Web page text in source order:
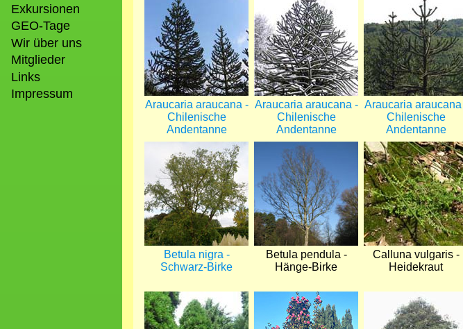
Exkursionen
GEO-Tage
Wir über uns
Mitglieder
Links
Impressum
Araucaria araucana -
Chilenische
Andentanne
Araucaria araucana -
Chilenische
Andentanne
Araucaria araucana
Chilenische
Andentanne
Betula nigra -
Schwarz-Birke
Betula pendula -
Hänge-Birke
Bild
Calluna vulgaris -
Heidekraut
Bild